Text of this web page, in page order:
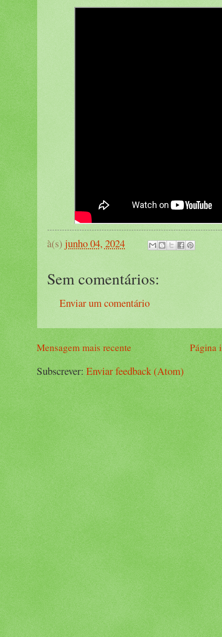
à(s)junho 04, 2024
Sem comentários:
Enviar um comentário
Mensagem mais recente Página
Subscrever:Enviar feedback (Atom)